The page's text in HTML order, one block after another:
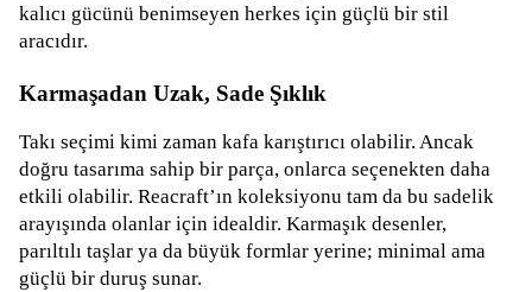
kalıcı gücünü benimseyen herkes için güçlü bir stil
aracıdır.
Karmaşadan Uzak, Sade Şıklık
Takı seçimi kimi zaman kafa karıştırıcı olabilir. Ancak
doğru tasarıma sahip bir parça, onlarca seçenekten daha
etkili olabilir. Reacraft’ın koleksiyonu tam da bu sadelik
arayışında olanlar için idealdir. Karmaşık desenler,
parıltılı taşlar ya da büyük formlar yerine; minimal ama
güçlü bir duruş sunar.